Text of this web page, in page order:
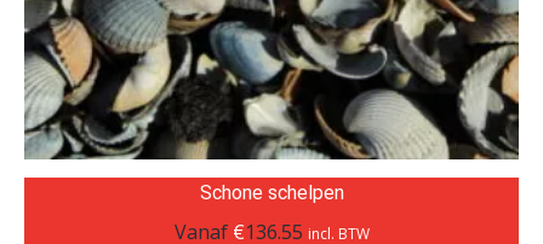
Schone schelpen
Vanaf €136.55 incl. BTW